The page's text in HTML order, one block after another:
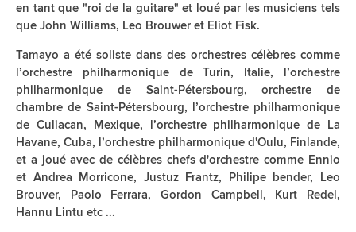
en tant que "roi de la guitare" et loué par les musiciens tels
que John Williams, Leo Brouwer et Eliot Fisk.
Tamayo a été soliste dans des orchestres célèbres comme
l’orchestre philharmonique de Turin, Italie, l’orchestre
philharmonique de Saint-Pétersbourg, orchestre de
chambre de Saint-Pétersbourg, l’orchestre philharmonique
de Culiacan, Mexique, l’orchestre philharmonique de La
Havane, Cuba, l’orchestre philharmonique d'Oulu, Finlande,
et a joué avec de célèbres chefs d'orchestre comme Ennio
et Andrea Morricone, Justuz Frantz, Philipe bender, Leo
Brouver, Paolo Ferrara, Gordon Campbell, Kurt Redel,
Hannu Lintu etc ...